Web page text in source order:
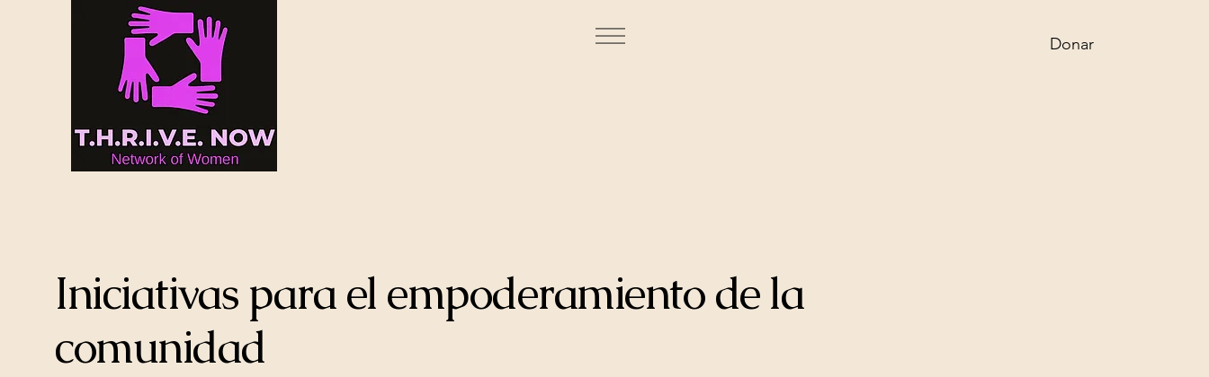
Donar
Iniciativas para el empoderamiento de la
comunidad